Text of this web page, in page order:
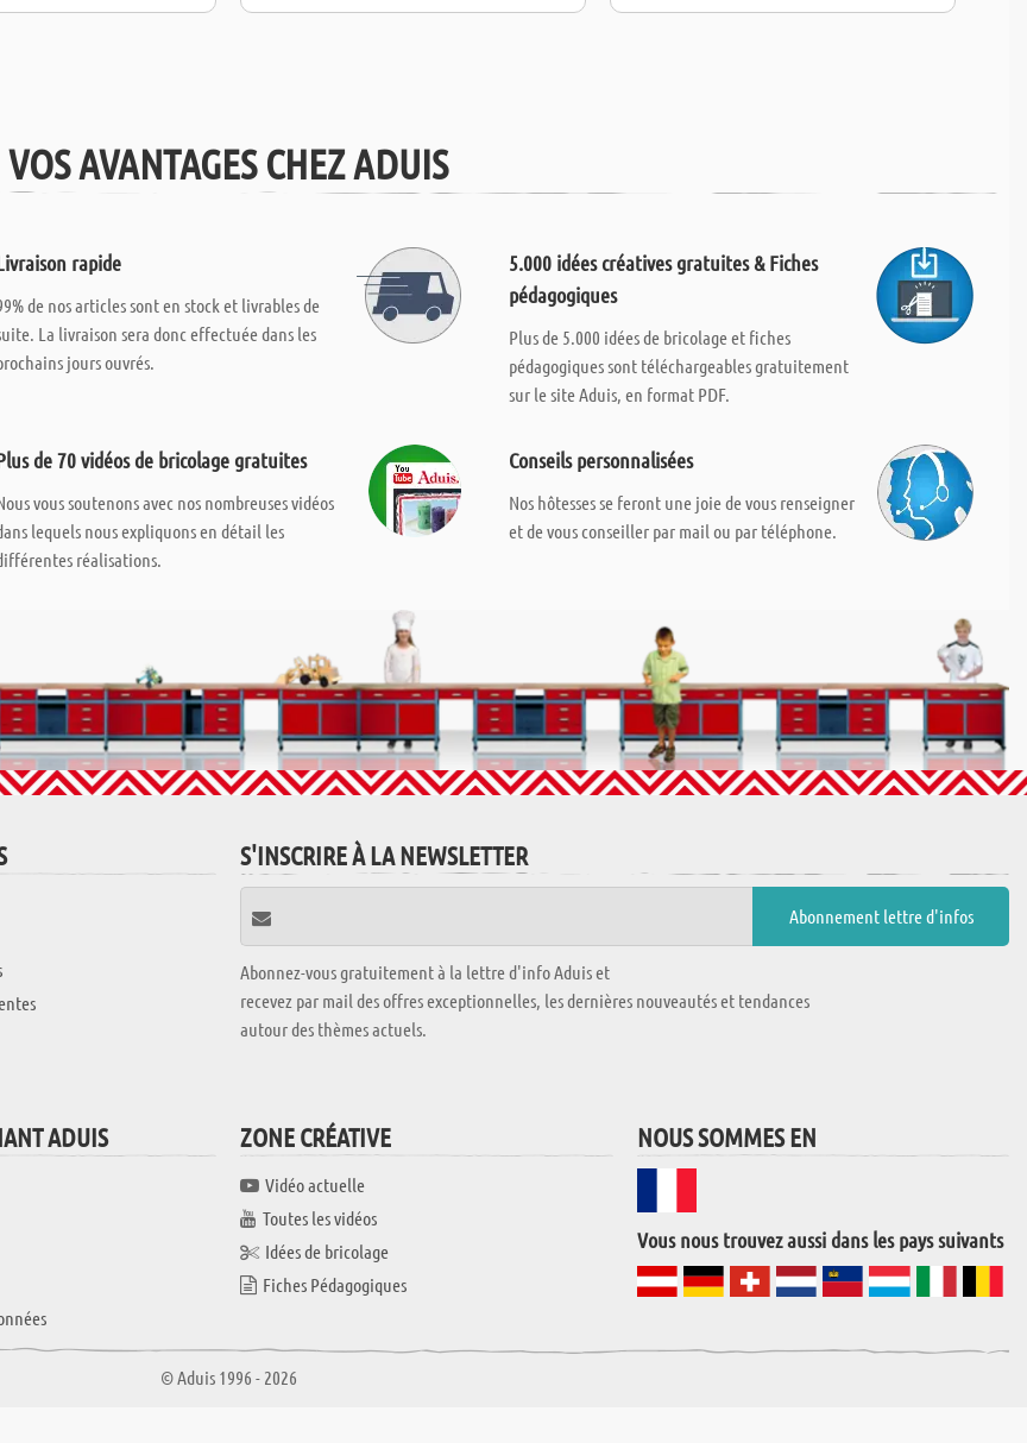
VOS AVANTAGES CHEZ ADUIS
rapide
de nos articles sont en stock et livrables de
La livraison sera donc effectuée dans les
jours ouvrés.
5.000 idées créatives gratuites & Fiches
pédagogiques
Plus de 5.000 idées de bricolage et fiches
pédagogiques sont téléchargeables gratuitement
sur le site Aduis, en format PDF.
de 70 vidéos de bricolage gratuites
vous soutenons avec nos nombreuses vidéos
lequels nous expliquons en détail les
réalisations.
Conseils personnalisées
Nos hôtesses se feront une joie de vous renseigner
et de vous conseiller par mail ou par téléphone.
S'INSCRIRE À LA NEWSLETTER
Abonnez-vous gratuitement à la lettre d'info Aduis et
recevez par mail des offres exceptionnelles, les dernières nouveautés et tendances
autour des thèmes actuels.
ADUIS ZONE CRÉATIVE
Vidéo actuelle
Toutes les vidéos
Idées de bricolage
Fiches Pédagogiques
NOUS SOMMES EN
Vous nous trouvez aussi dans les pays suivants
© Aduis 1996 - 2026